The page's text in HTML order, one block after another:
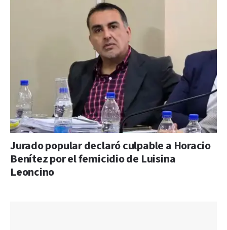
Jurado popular declaró culpable a Horacio
Benítez por el femicidio de Luisina
Leoncino